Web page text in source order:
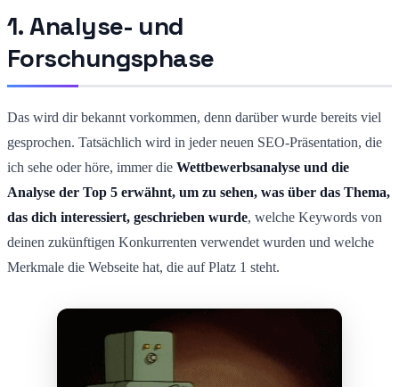
1. Analyse- und
Forschungsphase
Das wird dir bekannt vorkommen, denn darüber wurde bereits viel
gesprochen. Tatsächlich wird in jeder neuen SEO-Präsentation, die
ich sehe oder höre, immer die Wettbewerbsanalyse und die
Analyse der Top 5 erwähnt, um zu sehen, was über das Thema,
das dich interessiert, geschrieben wurde, welche Keywords von
deinen zukünftigen Konkurrenten verwendet wurden und welche
Merkmale die Webseite hat, die auf Platz 1 steht.